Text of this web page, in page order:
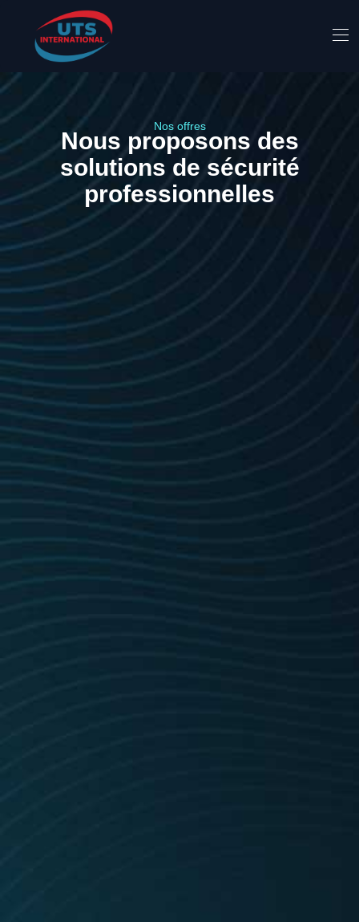
Nos offres
Nous proposons des
solutions de sécurité
professionnelles